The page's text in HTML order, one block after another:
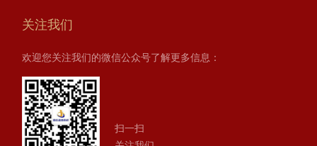
关注我们
欢迎您关注我们的微信公众号了解更多信息：
扫一扫